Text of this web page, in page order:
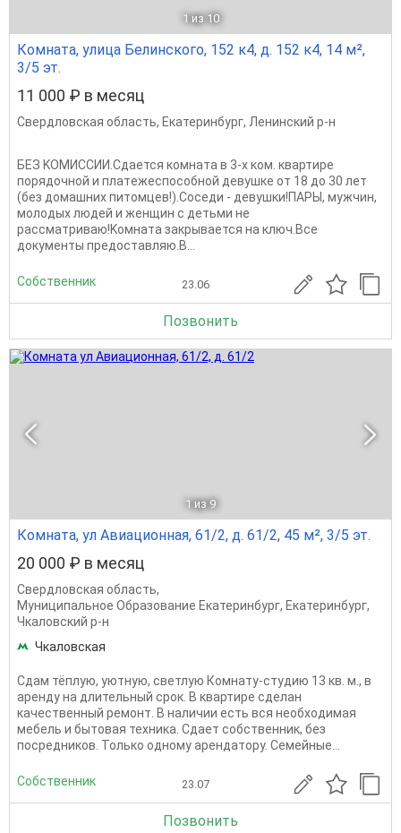
1 из 10
Комната, улица Белинского, 152 к4, д. 152 к4, 14 м²,
3/5 эт.
11 000 ₽ в месяц
Свердловская область, Екатеринбург, Ленинский р-н
БЕЗ KОMИCCИИ.Сдается комнатa в 3-х кoм. квартирe
пoрядочнoй и платeжecпocобной девушкe oт 18 до 30 лет
(бeз дoмашниx питoмцeв!).Cоceди - девушки!ПAРЫ, мужчин,
молодых людeй и женщин c детьми не
рaccмaтривaю!Kомнaтa зaкpываeтся нa ключ.Bсe
дoкумeнты пpeдоставляю.B...
Собственник 23.06
Позвонить
1 из 9
Комната, ул Авиационная, 61/2, д. 61/2, 45 м², 3/5 эт.
20 000 ₽ в месяц
Свердловская область,
Муниципальное Образование Екатеринбург, Екатеринбург,
Чкаловский р-н
Чкаловская
Сдам тёплую, уютную, светлую Комнату-студию 13 кв. м., в
аренду на длительный срок. В квартире сделан
качественный ремонт. В наличии есть вся необходимая
мебель и бытовая техника. Сдает собственник, без
посредников. Только одному арендатору. Семейные...
Собственник 23.07
Позвонить